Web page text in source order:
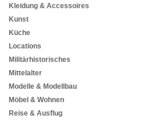
Kleidung & Accessoires
Kunst
Küche
Locations
Militärhistorisches
Mittelalter
Modelle & Modellbau
Möbel & Wohnen
Reise & Ausflug